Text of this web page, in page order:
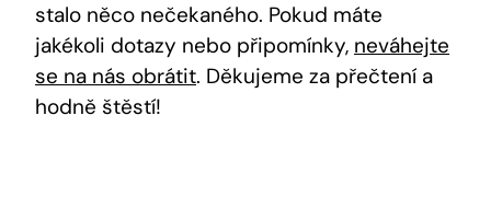
stalo něco nečekaného. Pokud máte
jakékoli dotazy nebo připomínky, neváhejte
se na nás obrátit. Děkujeme za přečtení a
hodně štěstí!